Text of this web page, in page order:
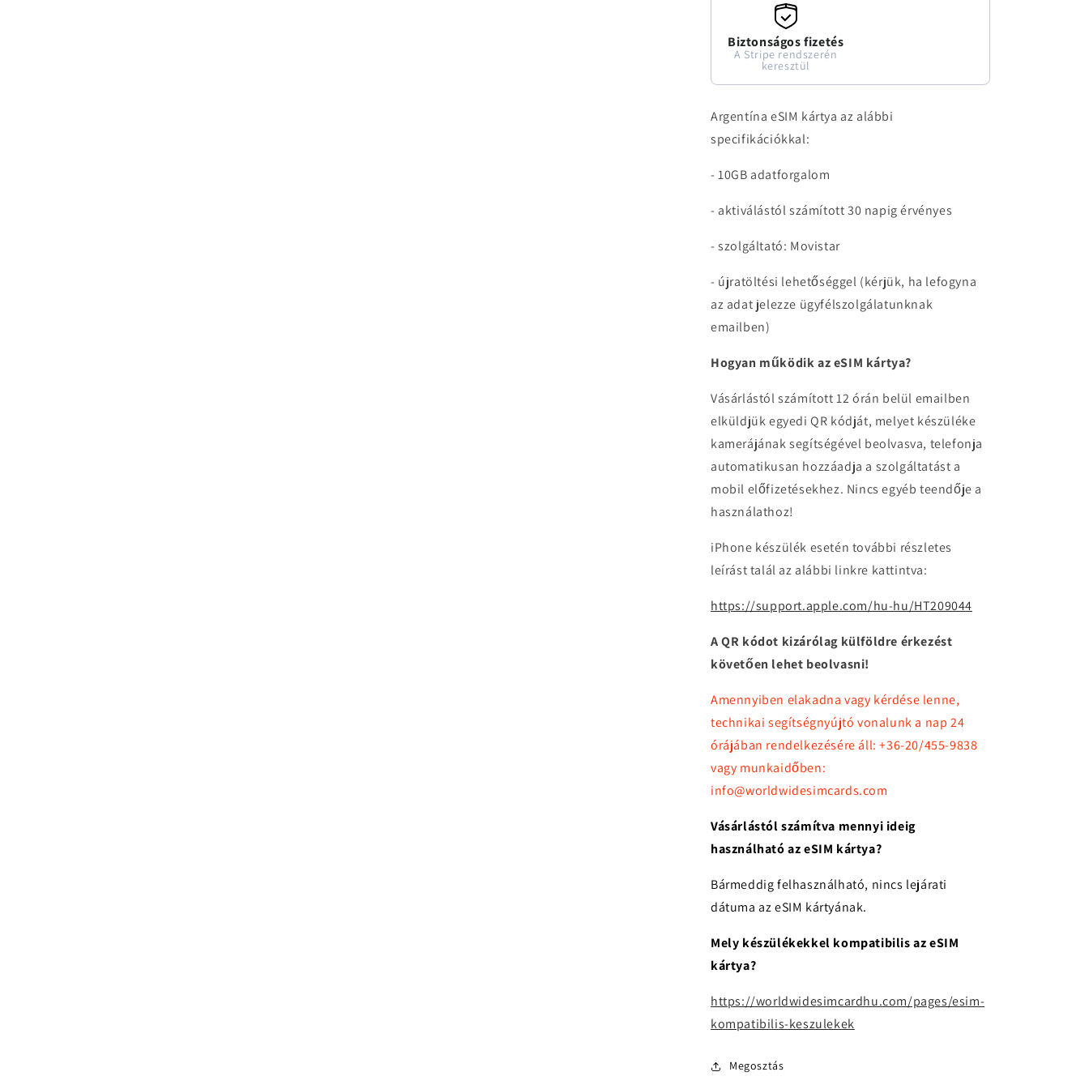
Biztonságos fizetés
A Stripe rendszerén
keresztül
Argentína eSIM kártya az alábbi
specifikációkkal:
- 10GB adatforgalom
- aktiválástól számított 30 napig érvényes
- szolgáltató: Movistar
- újratöltési lehetőséggel (kérjük, ha lefogyna
az adat jelezze ügyfélszolgálatunknak
emailben)
Hogyan működik az eSIM kártya?
Vásárlástól számított 12 órán belül emailben
elküldjük egyedi QR kódját, melyet készüléke
kamerájának segítségével beolvasva, telefonja
automatikusan hozzáadja a szolgáltatást a
mobil előfizetésekhez. Nincs egyéb teendője a
használathoz!
iPhone készülék esetén további részletes
leírást talál az alábbi linkre kattintva:
https://support.apple.com/hu-hu/HT209044
A QR kódot kizárólag külföldre érkezést
követően lehet beolvasni!
Amennyiben elakadna vagy kérdése lenne,
technikai segítségnyújtó vonalunk a nap 24
órájában rendelkezésére áll: +36-20/455-9838
vagy munkaidőben:
info@worldwidesimcards.com
Vásárlástól számítva mennyi ideig
használható az eSIM kártya?
Bármeddig felhasználható, nincs lejárati
dátuma az eSIM kártyának.
Mely készülékekkel kompatibilis az eSIM
kártya?
https://worldwidesimcardhu.com/pages/esim-
kompatibilis-keszulekek
Megosztás